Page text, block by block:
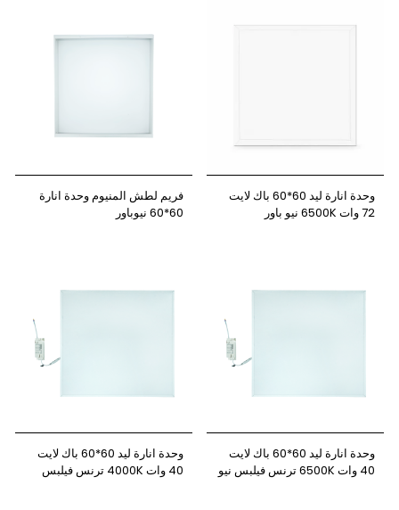
وحدة انارة ليد 60*60 باك لايت
72 وات 6500K نيو باور
فريم لطش المنيوم وحدة انارة
60*60 نيوباور
وحدة انارة ليد 60*60 باك لايت
40 وات 6500K ترنس فيلبس نيو
وحدة انارة ليد 60*60 باك لايت
40 وات 4000K ترنس فيلبس